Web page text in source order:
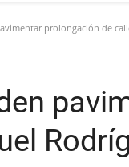
prolongación de